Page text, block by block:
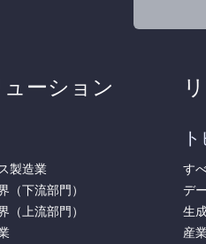
ーション
製造業
（下流部門）
（上流部門）
す
デ
生
産